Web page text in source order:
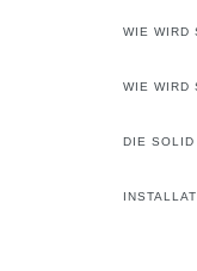
WIE WIRD
WIE WIRD
DIE SOLID